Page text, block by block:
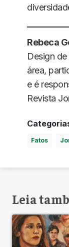
Rebeca
Design
área,
e é
Revista
Fatos
Leia